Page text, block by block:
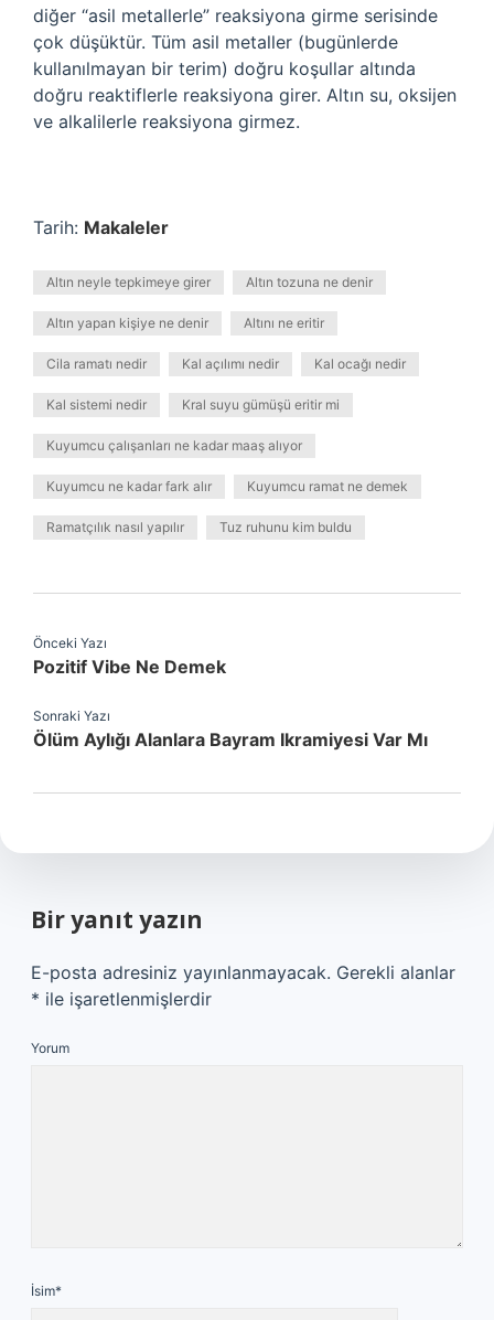
diğer “asil metallerle” reaksiyona girme serisinde
çok düşüktür. Tüm asil metaller (bugünlerde
kullanılmayan bir terim) doğru koşullar altında
doğru reaktiflerle reaksiyona girer. Altın su, oksijen
ve alkalilerle reaksiyona girmez.
Tarih: Makaleler
Altın neyle tepkimeye girer Altın tozuna ne denir
Altın yapan kişiye ne denir Altını ne eritir
Cila ramatı nedir Kal açılımı nedir Kal ocağı nedir
Kal sistemi nedir Kral suyu gümüşü eritir mi
Kuyumcu çalışanları ne kadar maaş alıyor
Kuyumcu ne kadar fark alır Kuyumcu ramat ne demek
Ramatçılık nasıl yapılır Tuz ruhunu kim buldu
Önceki Yazı
Pozitif Vibe Ne Demek
Sonraki Yazı
Ölüm Aylığı Alanlara Bayram Ikramiyesi Var Mı
Bir yanıt yazın
E-posta adresiniz yayınlanmayacak. Gerekli alanlar
* ile işaretlenmişlerdir
Yorum
İsim*